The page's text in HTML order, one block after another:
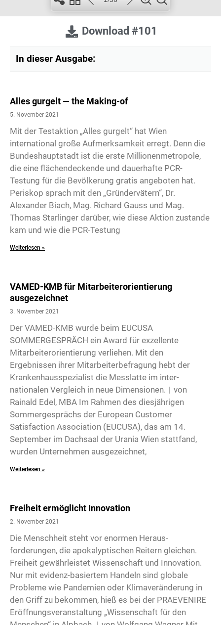
Download #101
In dieser Ausgabe:
Alles gurgelt — the Making-of
5. November 2021
Mit der Testaktion „Alles gurgelt“ hat Wien
international große Aufmerksamkeit erregt. Denn die
Bundeshauptstadt ist die erste Millionenmetropole,
die eine flächendeckende und dauerhafte PCR-
Testung für die Bevölkerung gratis angeboten hat.
Periskop sprach mit den „Gründervätern“, Dr.
Alexander Biach, Mag. Richard Gauss und Mag.
Thomas Starlinger darüber, wie diese Aktion zustande
kam und wie die PCR-Testung
Weiterlesen »
VAMED-KMB für Mitarbeiterorientierung
ausgezeichnet
3. November 2021
Der VAMED-KMB wurde beim EUCUSA
SOMMERGESPRÄCH ein Award für exzellente
Mitarbeiterorientierung verliehen. Mit den
Ergebnissen ihrer Mitarbeiterbefragung hebt der
Krankenhausspezialist die Messlatte im inter­
nationalen Vergleich in neue Dimensionen. | von
Rainald Edel, MBA Im Rahmen des diesjährigen
Sommergesprächs der European Customer
Satisfaction Association (EUCUSA), das am 14.
September im Dachsaal der Urania Wien stattfand,
wurden Unternehmen ausgezeichnet,
Weiterlesen »
Freiheit ermöglicht Innovation
2. November 2021
Die Menschheit steht vor enormen Heraus­
forderungen, die apokalyptischen Reitern gleichen.
Freiheit gewährleistet Wissenschaft und Innovation.
Nur mit evidenz-basiertem Handeln sind globale
Probleme wie Pandemien oder Klimaveränderung in
den Griff zu bekommen, hieß es bei der PRAEVENIRE
Eröffnungsveranstaltung „Wissenschaft für den